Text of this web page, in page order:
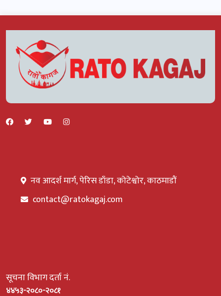
नव आदर्श मार्ग, पेरिस डाँडा, कोटेश्वोर, काठमाडौं
contact@ratokagaj.com
सूचना विभाग दर्ता नं.
४४५३-२०८०-२०८१